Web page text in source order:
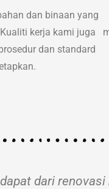
dan binaan yang
kerja kami juga
dan standard
dari